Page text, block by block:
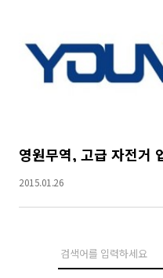
영원무역, 고급 자전
2015.01.26